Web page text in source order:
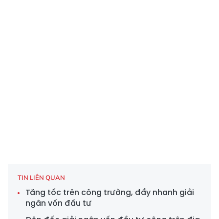
TIN LIÊN QUAN
Tăng tốc trên công trường, đẩy nhanh giải
ngân vốn đầu tư